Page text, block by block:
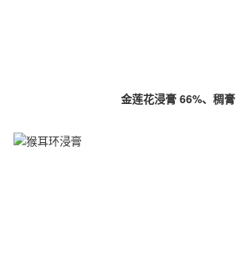
金莲花浸膏 66%、稠膏